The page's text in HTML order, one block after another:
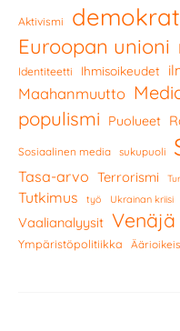
Aktivismi
Euroopan unioni
Identiteetti Ihmisoikeudet
Maahanmuutto
populismi Puolueet
Sosiaalinen media sukupuoli
Tasa-arvo Terrorismi
Tutkimus työ Ukrainan kriisi
Vaalianalyysit Venäjä
Ympäristöpolitiikka